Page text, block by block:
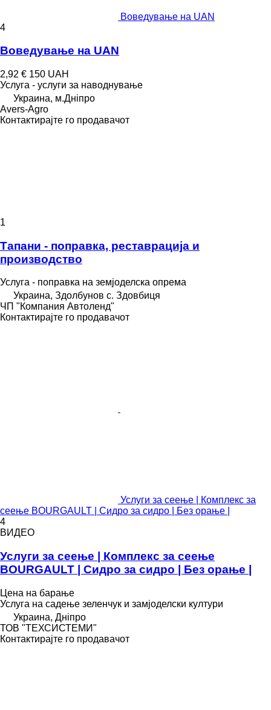
Воведување на UAN
4
Воведување на UAN
2,92 € 150 UAH
Услуга - услуги за наводнување
Украина, м.Дніпро
Avers-Agro
Контактирајте го продавачот
1
Тапани - поправка, реставрација и
производство
Услуга - поправка на земјоделска опрема
Украина, Здолбунов с. Здовбиця
ЧП "Компания Автоленд"
Контактирајте го продавачот
Услуги за сеење | Комплекс за
сеење BOURGAULT | Сидро за сидро | Без орање |
4
ВИДЕО
Услуги за сеење | Комплекс за сеење
BOURGAULT | Сидро за сидро | Без орање |
Цена на барање
Услуга на садење зеленчук и замјоделски култури
Украина, Дніпро
ТОВ "ТЕХСИСТЕМИ"
Контактирајте го продавачот